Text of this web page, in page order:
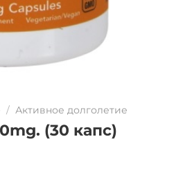
/ Активное долголетие
(30 капс)